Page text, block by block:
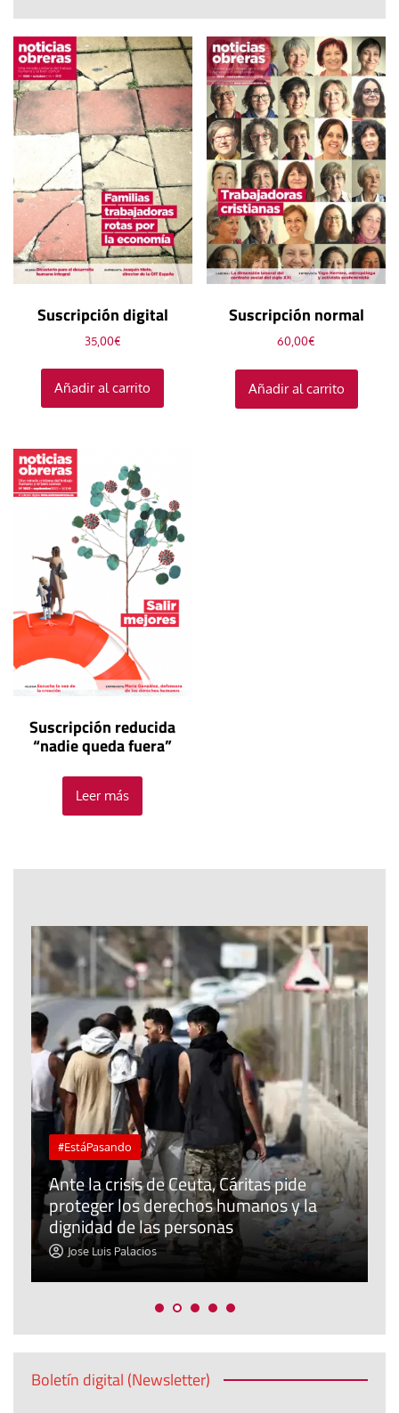
Suscripción digital
35,00€
Añadir al carrito
Suscripción normal
60,00€
Añadir al carrito
Suscripción reducida
“nadie queda fuera”
Leer más
#EstáPasando
Ante la crisis de Ceuta, Cáritas pide
proteger los derechos humanos y la
dignidad de las personas
Jose Luis Palacios
Boletín digital (Newsletter)